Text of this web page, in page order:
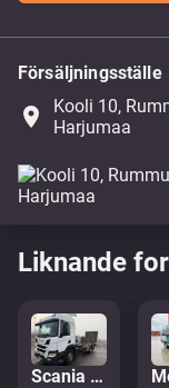
Försäljningsställe
place
Kooli 10,
Harjumaa
Liknande
Scania P 500 6x2*4